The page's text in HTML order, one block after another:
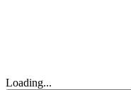
Loading...